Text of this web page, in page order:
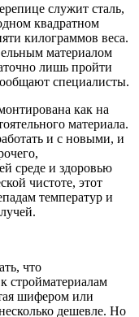
служит сталь,
квадратном
килограммов веса.
материалом
лишь пройти
специалисты.
как на
материала.
и с новыми, и
среде и здоровью
чистоте, этот
температур и
что
стройматериалам
шифером или
дешевле. Но